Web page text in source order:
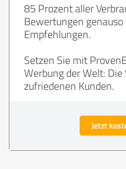
85 Prozent aller
Bewertungen
Empfehlungen.
Setzen Sie mit
Werbung der Welt:
zufriedenen Kunden.
Jetzt